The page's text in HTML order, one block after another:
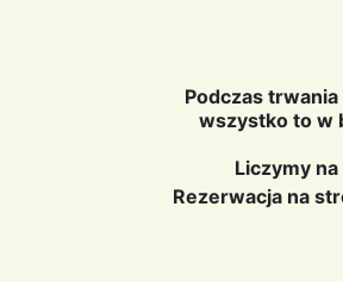
Podczas
wszystko to w
Liczymy
Rezerwacja na